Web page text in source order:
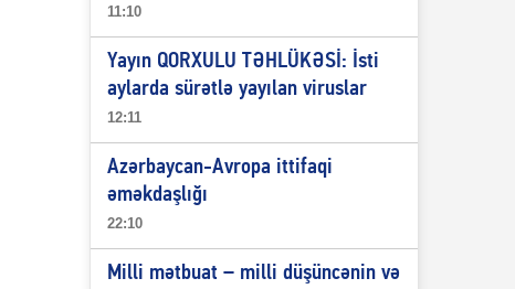
11:10
Yayın QORXULU TƏHLÜKƏSİ: İsti
aylarda sürətlə yayılan viruslar
12:11
Azərbaycan-Avropa ittifaqi
əməkdaşlığı
22:10
Milli mətbuat – milli düşüncənin və